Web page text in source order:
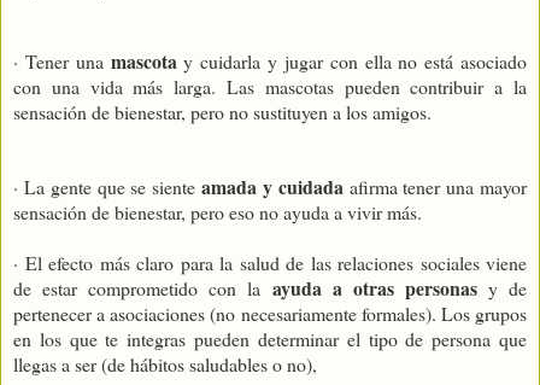
· Tener una mascota y cuidarla y jugar con ella no está asociado
con una vida más larga. Las mascotas pueden contribuir a la
sensación de bienestar, pero no sustituyen a los amigos.
· La gente que se siente amada y cuidada afirma tener una mayor
sensación de bienestar, pero eso no ayuda a vivir más.
· El efecto más claro para la salud de las relaciones sociales viene
de estar comprometido con la ayuda a otras personasy de
pertenecer a asociaciones (no necesariamente formales). Los grupos
en los que te integras pueden determinar el tipo de persona que
llegas a ser (de hábitos saludables o no),